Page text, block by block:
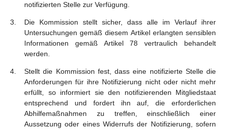
notifizierten Stelle zur Verfügung.
Die Kommission stellt sicher, dass alle im Verlauf ihrer
Untersuchungen gemäß diesem Artikel erlangten sensiblen
Informationen gemäß Artikel 78 vertraulich behandelt
werden.
Stellt die Kommission fest, dass eine notifizierte Stelle die
Anforderungen für ihre Notifizierung nicht oder nicht mehr
erfüllt, so informiert sie den notifizierenden Mitgliedstaat
entsprechend und fordert ihn auf, die erforderlichen
Abhilfemaßnahmen zu treffen, einschließlich einer
Aussetzung oder eines Widerrufs der Notifizierung, sofern